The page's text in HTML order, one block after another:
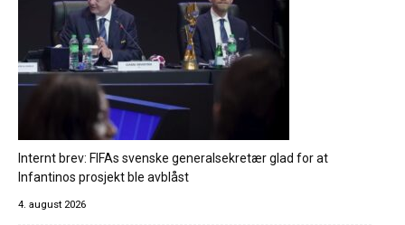
Internt brev: FIFAs svenske generalsekretær glad for at
Infantinos prosjekt ble avblåst
4. august 2026